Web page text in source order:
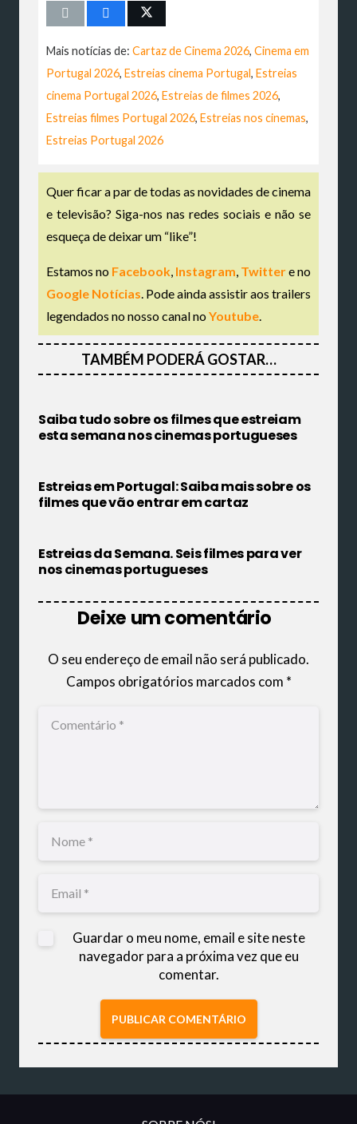
Mais notícias de: Cartaz de Cinema 2026, Cinema em
Portugal 2026, Estreias cinema Portugal, Estreias
cinema Portugal 2026, Estreias de filmes 2026,
Estreias filmes Portugal 2026, Estreias nos cinemas,
Estreias Portugal 2026
Quer ficar a par de todas as novidades de cinema
e televisão? Siga-nos nas redes sociais e não se
esqueça de deixar um “like”!
Estamos no Facebook, Instagram, Twittere no
Google Notícias. Pode ainda assistir aos trailers
legendados no nosso canal noYoutube.
TAMBÉM PODERÁ GOSTAR…
Saiba tudo sobre os filmes que estreiam
esta semana nos cinemas portugueses
Estreias em Portugal: Saiba mais sobre os
filmes que vão entrar em cartaz
Estreias da Semana. Seis filmes para ver
nos cinemas portugueses
Deixe um comentário
O seu endereço de email não será publicado.
Campos obrigatórios marcados com *
Guardar o meu nome, email e site neste
navegador para a próxima vez que eu
comentar.
PUBLICAR COMENTÁRIO